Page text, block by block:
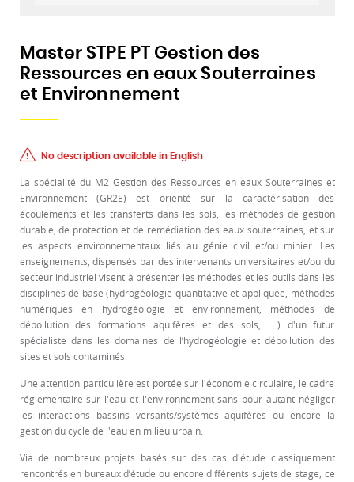
Master STPE PT Gestion des
Ressources en eaux Souterraines
et Environnement
No description available in English
La spécialité du M2 Gestion des Ressources en eaux Souterraines et
Environnement (GR2E) est orienté sur la caractérisation des
écoulements et les transferts dans les sols, les méthodes de gestion
durable, de protection et de remédiation des eaux souterraines, et sur
les aspects environnementaux liés au génie civil et/ou minier. Les
enseignements, dispensés par des intervenants universitaires et/ou du
secteur industriel visent à présenter les méthodes et les outils dans les
disciplines de base (hydrogéologie quantitative et appliquée, méthodes
numériques en hydrogéologie et environnement, méthodes de
dépollution des formations aquifères et des sols, ….) d'un futur
spécialiste dans les domaines de l’hydrogéologie et dépollution des
sites et sols contaminés.
Une attention particulière est portée sur l'économie circulaire, le cadre
réglementaire sur l'eau et l'environnement sans pour autant négliger
les interactions bassins versants/systèmes aquifères ou encore la
gestion du cycle de l'eau en milieu urbain.
Via de nombreux projets basés sur des cas d'étude classiquement
rencontrés en bureaux d’étude ou encore différents sujets de stage, ce